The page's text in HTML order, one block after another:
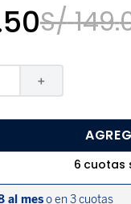
50S/ 149.
＋
6 cuotas